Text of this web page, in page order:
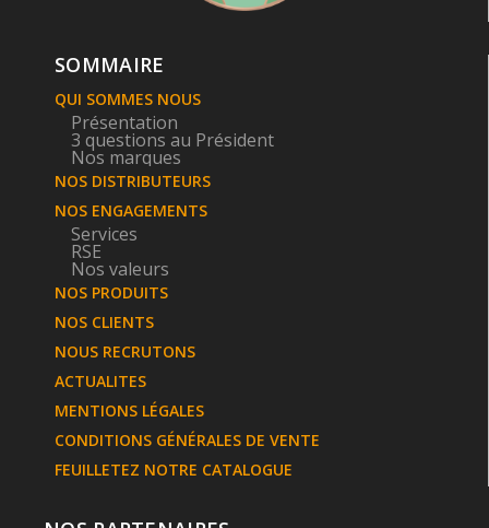
SOMMAIRE
QUI SOMMES NOUS
Présentation
3 questions au Président
Nos marques
NOS DISTRIBUTEURS
NOS ENGAGEMENTS
Services
RSE
Nos valeurs
NOS PRODUITS
NOS CLIENTS
NOUS RECRUTONS
ACTUALITES
MENTIONS LÉGALES
CONDITIONS GÉNÉRALES DE VENTE
FEUILLETEZ NOTRE CATALOGUE